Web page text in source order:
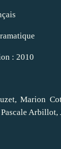
: 2010
Marion